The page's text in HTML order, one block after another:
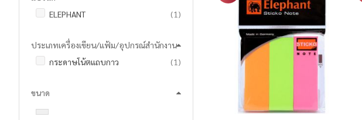
ELEPHANT
1 ชิ้น
ประเภทเครื่องเขียน/แฟ้ม/อุปกรณ์สำนักงาน
กระดาษโน้ตแถบกาว
1 ชิ้น
ขนาด